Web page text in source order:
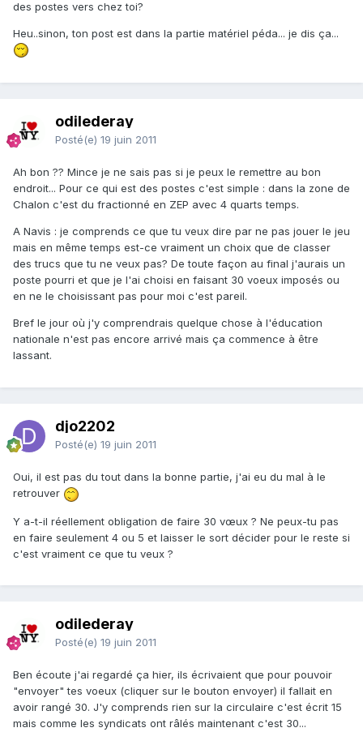
des postes vers chez toi?
Heu..sinon, ton post est dans la partie matériel péda... je dis ça...
odilederay
Posté(e) 19 juin 2011
Ah bon ?? Mince je ne sais pas si je peux le remettre au bon
endroit... Pour ce qui est des postes c'est simple : dans la zone de
Chalon c'est du fractionné en ZEP avec 4 quarts temps.
A Navis : je comprends ce que tu veux dire par ne pas jouer le jeu
mais en même temps est-ce vraiment un choix que de classer
des trucs que tu ne veux pas? De toute façon au final j'aurais un
poste pourri et que je l'ai choisi en faisant 30 voeux imposés ou
en ne le choisissant pas pour moi c'est pareil.
Bref le jour où j'y comprendrais quelque chose à l'éducation
nationale n'est pas encore arrivé mais ça commence à être
lassant.
djo2202
Posté(e) 19 juin 2011
Oui, il est pas du tout dans la bonne partie, j'ai eu du mal à le
retrouver
Y a-t-il réellement obligation de faire 30 vœux ? Ne peux-tu pas
en faire seulement 4 ou 5 et laisser le sort décider pour le reste si
c'est vraiment ce que tu veux ?
odilederay
Posté(e) 19 juin 2011
Ben écoute j'ai regardé ça hier, ils écrivaient que pour pouvoir
"envoyer" tes voeux (cliquer sur le bouton envoyer) il fallait en
avoir rangé 30. J'y comprends rien sur la circulaire c'est écrit 15
mais comme les syndicats ont râlés maintenant c'est 30...